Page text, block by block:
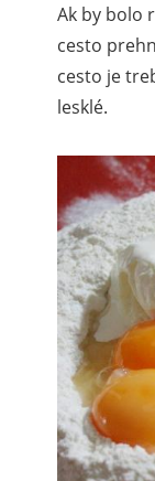
Ak by bolo
cesto
cesto je
lesklé.